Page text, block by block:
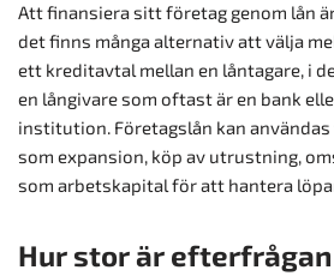
Att finansiera sitt företag genom lån
det finns många alternativ att välja
ett kreditavtal mellan en låntagare, i
en långivare som oftast är en bank
institution. Företagslån kan
som expansion, köp av utrustning,
som arbetskapital för att hantera
Hur stor är efterfrågan